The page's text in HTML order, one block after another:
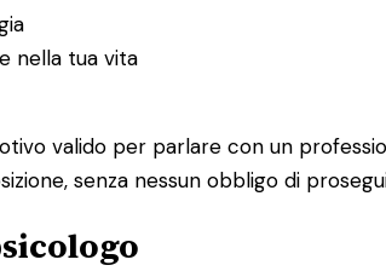
nella tua vita
valido per parlare con un
senza nessun obbligo di